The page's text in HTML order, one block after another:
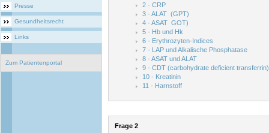
Presse
Gesundheitsrecht
Links
Zum Patientenportal
2 - CRP
3 - ALAT (GPT)
4 - ASAT GOT)
5 - Hb und Hk
6 - Erythrozyten-Indices
7 - LAP und Alkalische Phosphatase
8 - ASAT und ALAT
9 - CDT (carbohydrate deficient transferrin)
10 - Kreatinin
11 - Harnstoff
Frage 2